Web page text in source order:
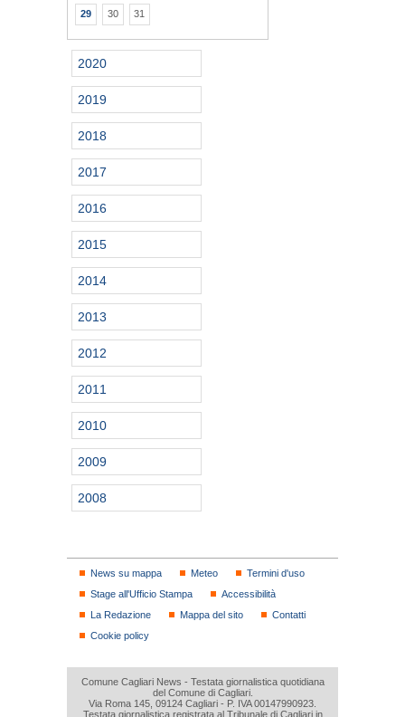
29 30 31
2020
2019
2018
2017
2016
2015
2014
2013
2012
2011
2010
2009
2008
News su mappa Meteo
Termini d'uso
Stage all'Ufficio Stampa
Accessibilità
La Redazione
Mappa del sito
Contatti
Cookie policy
Comune Cagliari News - Testata giornalistica quotidiana
del Comune di Cagliari.
Via Roma 145, 09124 Cagliari - P. IVA 00147990923.
Testata giornalistica registrata al Tribunale di Cagliari in